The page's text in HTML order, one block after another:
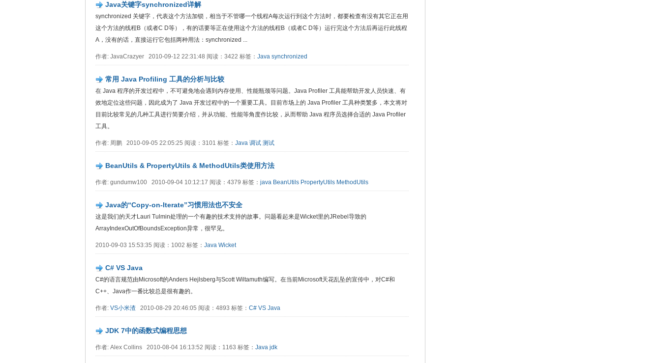
Java关键字synchronized详解
synchronized 关键字，代表这个方法加锁，相当于不管哪一个线程A每次运行到这个方法时，都要检查有没有其它正在用
这个方法的线程B（或者C D等），有的话要等正在使用这个方法的线程B（或者C D等）运行完这个方法后再运行此线程
A，没有的话，直接运行它包括两种用法：synchronized ...
作者: JavaCrazyer 2010-09-12 22:31:48 阅读：3422 标签： Java synchronized
常用 Java Profiling 工具的分析与比较
在 Java 程序的开发过程中，不可避免地会遇到内存使用、性能瓶颈等问题。Java Profiler 工具能帮助开发人员快速、有
效地定位这些问题，因此成为了 Java 开发过程中的一个重要工具。目前市场上的 Java Profiler 工具种类繁多，本文将对
目前比较常见的几种工具进行简要介绍，并从功能、性能等角度作比较，从而帮助 Java 程序员选择合适的 Java Profiler
工具。
作者: 周鹏 2010-09-05 22:05:25 阅读：3101 标签： Java 调试 测试
BeanUtils & PropertyUtils & MethodUtils类使用方法
作者: gundumw100 2010-09-04 10:12:17 阅读：4379 标签： java BeanUtils PropertyUtils MethodUtils
Java的“Copy-on-Iterate”习惯用法也不安全
这是我们的天才Lauri Tulmin处理的一个有趣的技术支持的故事。问题看起来是Wicket里的JRebel导致的
ArrayIndexOutOfBoundsException异常，很罕见。
2010-09-03 15:53:35 阅读：1002 标签： Java Wicket
C# VS Java
C#的语言规范由Microsoft的Anders Hejlsberg与Scott Wiltamuth编写。在当前Microsoft天花乱坠的宣传中，对C#和
C++、Java作一番比较总是很有趣的。
作者: VS小米渣 2010-08-29 20:46:05 阅读：4893 标签： C# VS Java
JDK 7中的函数式编程思想
作者: Alex Collins 2010-08-04 16:13:52 阅读：1163 标签： Java jdk